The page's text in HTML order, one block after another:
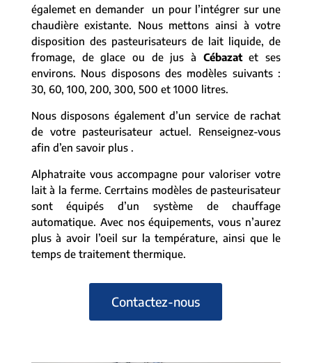
égalemet en demander un pour l’intégrer sur une
chaudière existante. Nous mettons ainsi à votre
disposition des pasteurisateurs de lait liquide, de
fromage, de glace ou de jus à Cébazatet ses
environs. Nous disposons des modèles suivants :
30, 60, 100, 200, 300, 500 et 1000 litres.
Nous disposons également d’un service de rachat
de votre pasteurisateur actuel. Renseignez-vous
afin d’en savoir plus .
Alphatraite vous accompagne pour valoriser votre
lait à la ferme. Cerrtains modèles de pasteurisateur
sont équipés d’un système de chauffage
automatique. Avec nos équipements, vous n’aurez
plus à avoir l’oeil sur la température, ainsi que le
temps de traitement thermique.
Contactez-nous